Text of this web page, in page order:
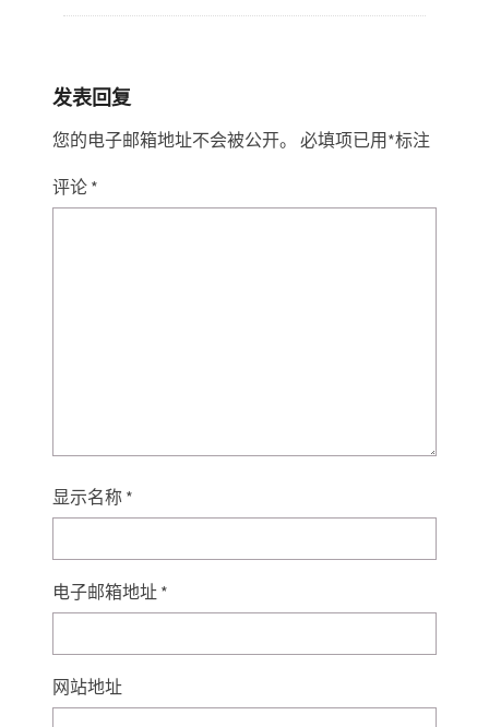
发表回复
您的电子邮箱地址不会被公开。 必填项已用 *标注
评论 *
显示名称 *
电子邮箱地址 *
网站地址